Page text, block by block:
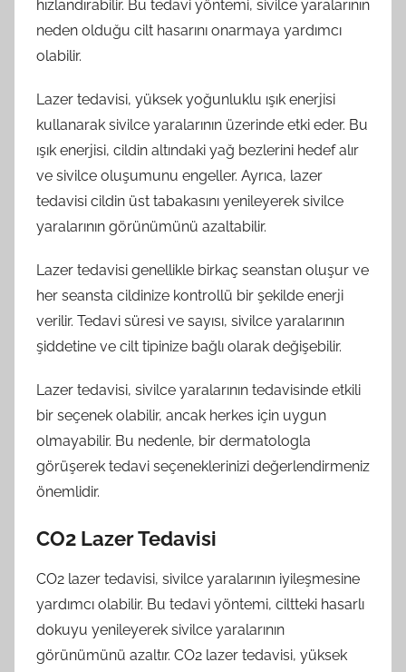
hızlandırabilir. Bu tedavi yöntemi, sivilce yaralarının
neden olduğu cilt hasarını onarmaya yardımcı
olabilir.
Lazer tedavisi, yüksek yoğunluklu ışık enerjisi
kullanarak sivilce yaralarının üzerinde etki eder. Bu
ışık enerjisi, cildin altındaki yağ bezlerini hedef alır
ve sivilce oluşumunu engeller. Ayrıca, lazer
tedavisi cildin üst tabakasını yenileyerek sivilce
yaralarının görünümünü azaltabilir.
Lazer tedavisi genellikle birkaç seanstan oluşur ve
her seansta cildinize kontrollü bir şekilde enerji
verilir. Tedavi süresi ve sayısı, sivilce yaralarının
şiddetine ve cilt tipinize bağlı olarak değişebilir.
Lazer tedavisi, sivilce yaralarının tedavisinde etkili
bir seçenek olabilir, ancak herkes için uygun
olmayabilir. Bu nedenle, bir dermatologla
görüşerek tedavi seçeneklerinizi değerlendirmeniz
önemlidir.
CO2 Lazer Tedavisi
CO2 lazer tedavisi, sivilce yaralarının iyileşmesine
yardımcı olabilir. Bu tedavi yöntemi, ciltteki hasarlı
dokuyu yenileyerek sivilce yaralarının
görünümünü azaltır. CO2 lazer tedavisi, yüksek